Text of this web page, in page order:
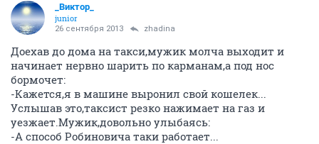
_Виктор_
juniоr
26 сентября 2013 zhadina
Доехав до дома на такси,мужик молча выходит и
начинает нервно шарить по карманам,а под нос
бормочет:
-Кажется,я в машине выронил свой кошелек...
Услышав это,таксист резко нажимает на газ и
уезжает.Мужик,довольно улыбаясь:
-А способ Робиновича таки работает...